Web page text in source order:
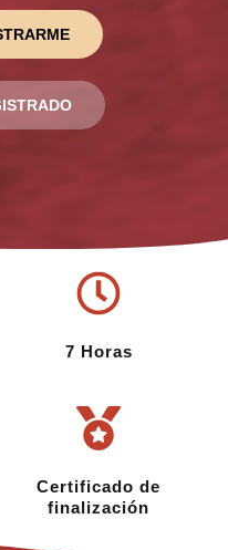
7 Horas
Certificado de
finalización